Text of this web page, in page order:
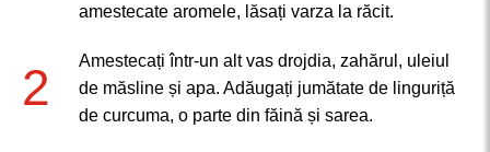
amestecate aromele, lăsați varza la răcit.
2
Amestecați într-un alt vas drojdia, zahărul, uleiul
de măsline și apa. Adăugați jumătate de linguriță
de curcuma, o parte din făină și sarea.